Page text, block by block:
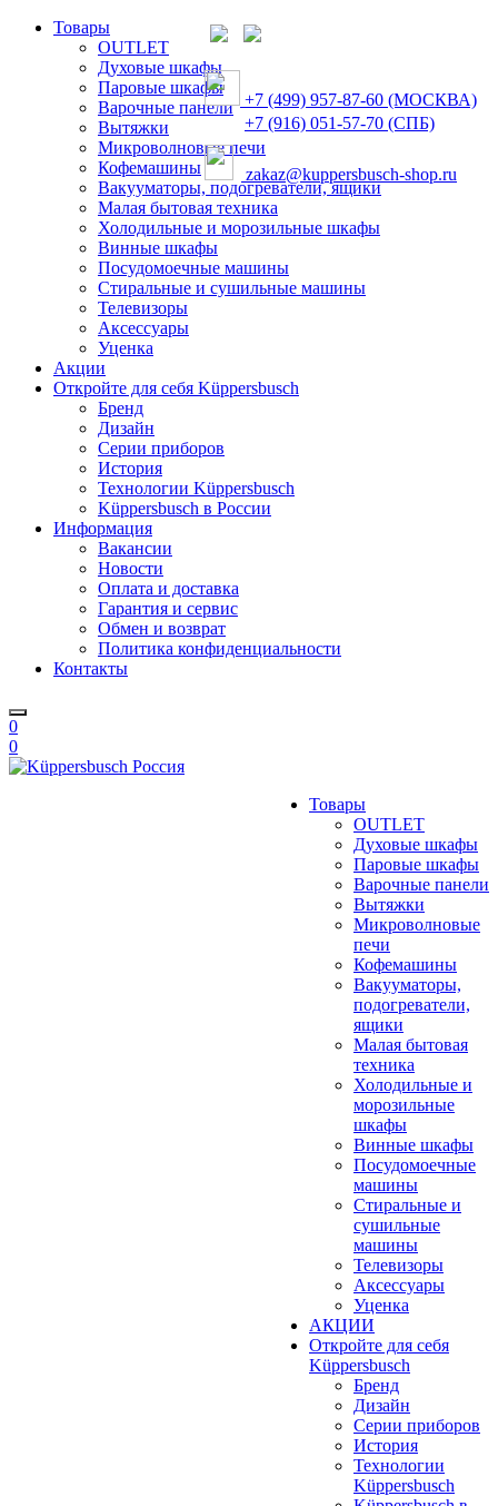
Товары
OUTLET
Духовые шкафы
Паровые шкафы
Варочные панели
Вытяжки
Микроволновые печи
Кофемашины
Вакууматоры, подогреватели, ящики
Малая бытовая техника
Холодильные и морозильные шкафы
Винные шкафы
Посудомоечные машины
Стиральные и сушильные машины
Телевизоры
Аксессуары
Уценка
Акции
Откройте для себя Küppersbusch
Бренд
Дизайн
Серии приборов
История
Технологии Küppersbusch
Küppersbusch в России
Информация
Вакансии
Новости
Оплата и доставка
Гарантия и сервис
Обмен и возврат
Политика конфиденциальности
Контакты
0
0
Товары
OUTLET
Духовые шкафы
Паровые шкафы
Варочные панели
Вытяжки
Микроволновые
печи
Кофемашины
Вакууматоры,
подогреватели,
ящики
Малая бытовая
техника
Холодильные и
морозильные
шкафы
Винные шкафы
Посудомоечные
машины
Стиральные и
сушильные
машины
Телевизоры
Аксессуары
Уценка
АКЦИИ
Откройте для себя
Küppersbusch
Бренд
Дизайн
Серии приборов
История
Технологии
Küppersbusch
+7 (499) 957-87-60 (МОСКВА)
+7 (916) 051-57-70 (СПБ)
zakaz@kuppersbusch-shop.ru